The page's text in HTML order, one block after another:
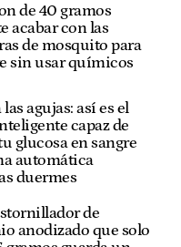
de 40 gramos
acabar con las
de mosquito para
sin usar químicos
agujas: así es el
capaz de
glucosa en sangre
automática
duermes
de
anodizado que solo